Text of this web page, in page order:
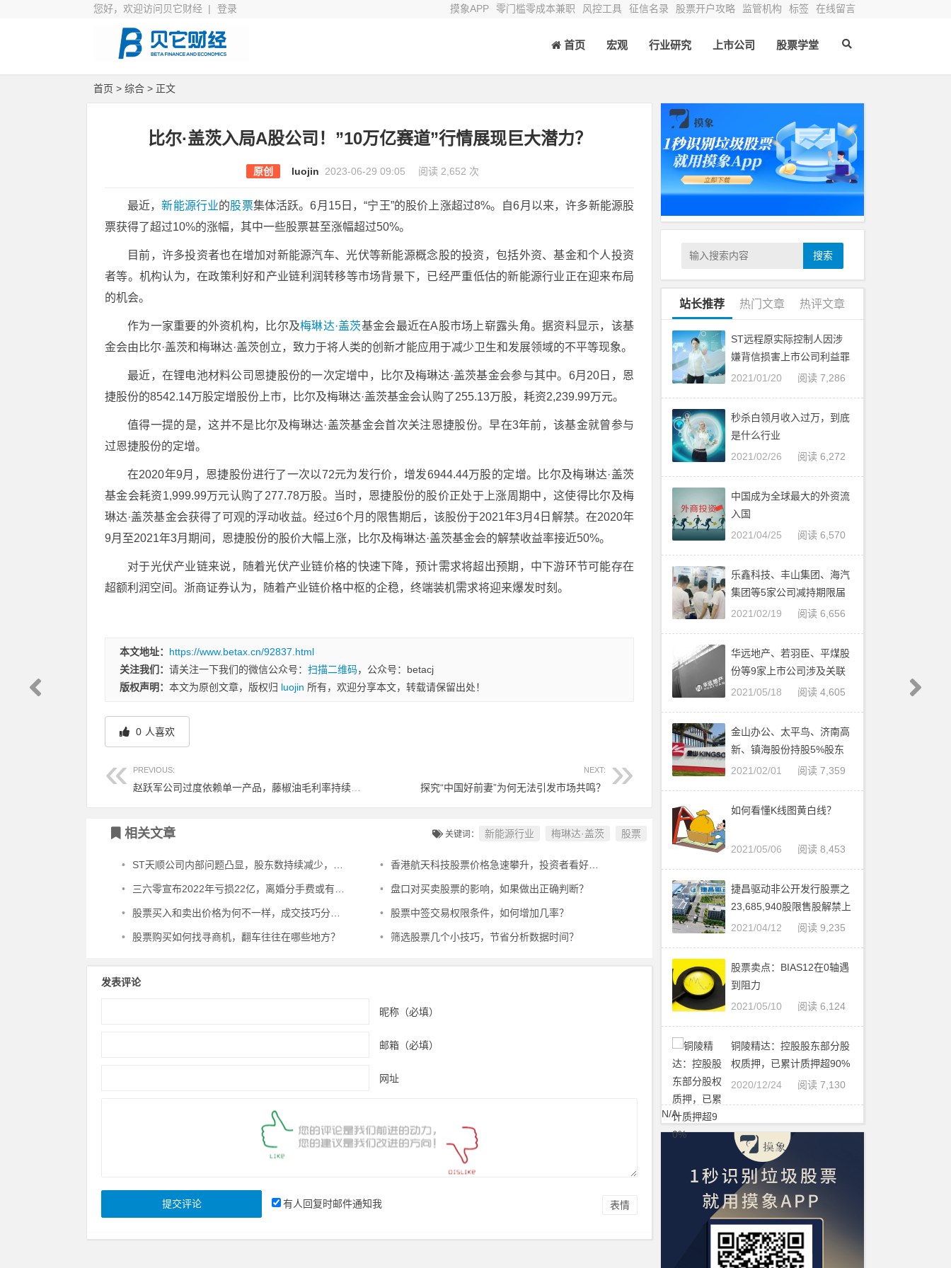
您好，欢迎访问贝它财经 | 登录 摸象APP 零门槛零成本兼职 风控工具 征信名录 股票开户攻略 监管机构 标签 在线留言
首页 宏观 行业研究 上市公司 股票学堂
首页 > 综合 > 正文
比尔·盖茨入局A股公司！”10万亿赛道”行情展现巨大潜力？
原创 luojin 2023-06-29 09:05 阅读 2,652 次
最近，新能源行业的股票集体活跃。6月15日，“宁王”的股价上涨超过8%。自6月以来，许多新能源股
票获得了超过10%的涨幅，其中一些股票甚至涨幅超过50%。
目前，许多投资者也在增加对新能源汽车、光伏等新能源概念股的投资，包括外资、基金和个人投资
者等。机构认为，在政策利好和产业链利润转移等市场背景下，已经严重低估的新能源行业正在迎来布局
的机会。
作为一家重要的外资机构，比尔及梅琳达·盖茨基金会最近在A股市场上崭露头角。据资料显示，该基
金会由比尔·盖茨和梅琳达·盖茨创立，致力于将人类的创新才能应用于减少卫生和发展领域的不平等现象。
最近，在锂电池材料公司恩捷股份的一次定增中，比尔及梅琳达·盖茨基金会参与其中。6月20日，恩
捷股份的8542.14万股定增股份上市，比尔及梅琳达·盖茨基金会认购了255.13万股，耗资2,239.99万元。
值得一提的是，这并不是比尔及梅琳达·盖茨基金会首次关注恩捷股份。早在3年前，该基金就曾参与
过恩捷股份的定增。
在2020年9月，恩捷股份进行了一次以72元为发行价，增发6944.44万股的定增。比尔及梅琳达·盖茨
基金会耗资1,999.99万元认购了277.78万股。当时，恩捷股份的股价正处于上涨周期中，这使得比尔及梅
琳达·盖茨基金会获得了可观的浮动收益。经过6个月的限售期后，该股份于2021年3月4日解禁。在2020年
9月至2021年3月期间，恩捷股份的股价大幅上涨，比尔及梅琳达·盖茨基金会的解禁收益率接近50%。
对于光伏产业链来说，随着光伏产业链价格的快速下降，预计需求将超出预期，中下游环节可能存在
超额利润空间。浙商证券认为，随着产业链价格中枢的企稳，终端装机需求将迎来爆发时刻。
本文地址： https://www.betax.cn/92837.html
关注我们： 请关注一下我们的微信公众号： 扫描二维码，公众号：betacj
版权声明： 本文为原创文章，版权归 luojin 所有，欢迎分享本文，转载请保留出处！
0 人喜欢
PREVIOUS: NEXT:
探究“中国好前妻”为何无法引发市场共鸣？
相关文章 关键词： 新能源行业 梅琳达·盖茨 股票
• ST天顺公司内部问题凸显，股东数持续减少，股票面临风险警示 • 香港航天科技股票价格急速攀升，投资者看好其发展潜力
• 三六零宣布2022年亏损22亿，离婚分手费或有一定影响 • 盘口对买卖股票的影响，如果做出正确判断？
• 股票买入和卖出价格为何不一样，成交技巧分享？ • 股票中签交易权限条件，如何增加几率？
• 股票购买如何找寻商机，翻车往往在哪些地方？ • 筛选股票几个小技巧，节省分析数据时间？
发表评论
昵称（必填）
邮箱（必填）
网址
表情
有人回复时邮件通知我
搜索
站长推荐 热门文章 热评文章
ST远程原实际控制人因涉
嫌背信损害上市公司利益罪
被批准逮捕
阅读 7,286
2021/01/20
秒杀白领月收入过万，到底
是什么行业
阅读 6,272
2021/02/26
中国成为全球最大的外资流
入国
阅读 6,570
2021/04/25
乐鑫科技、丰山集团、海汽
集团等5家公司减持期限届
满
阅读 6,656
2021/02/19
华远地产、若羽臣、平煤股
份等9家上市公司涉及关联
交易，最高金额达30亿
阅读 4,605
2021/05/18
金山办公、太平鸟、济南高
新、镇海股份持股5%股东
减持股票
阅读 7,359
2021/02/01
如何看懂K线图黄白线？
阅读 8,453
2021/05/06
捷昌驱动非公开发行股票之
23,685,940股限售股解禁上
市流通，占公司总股本的 8.
阅读 9,235
2021/04/12
股票卖点：BIAS12在0轴遇
到阻力
阅读 6,124
2021/05/10
铜陵精达：控股股东部分股
权质押，已累计质押超90%
阅读 7,130
2020/12/24
N/A